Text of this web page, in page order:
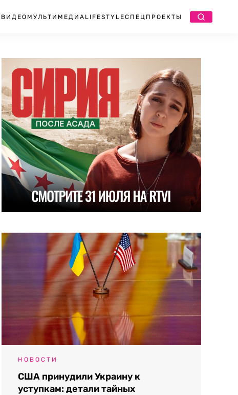
ВИДЕО МУЛЬТИМЕДИА LIFESTYLEСПЕЦПРОЕКТЫ
НОВОСТИ
США принудили Украину к
уступкам: детали тайных